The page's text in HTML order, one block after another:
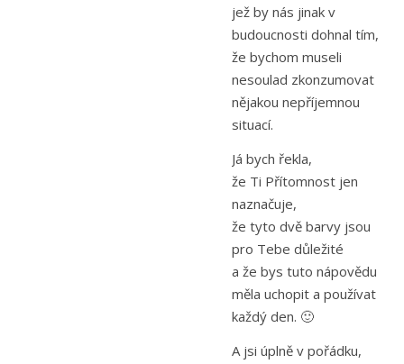
jež by nás jinak v
budoucnosti dohnal tím,
že bychom museli
nesoulad zkonzumovat
nějakou nepříjemnou
situací.
Já bych řekla,
že Ti Přítomnost jen
naznačuje,
že tyto dvě barvy jsou
pro Tebe důležité
a že bys tuto nápovědu
měla uchopit a používat
každý den. 🙂
A jsi úplně v pořádku,